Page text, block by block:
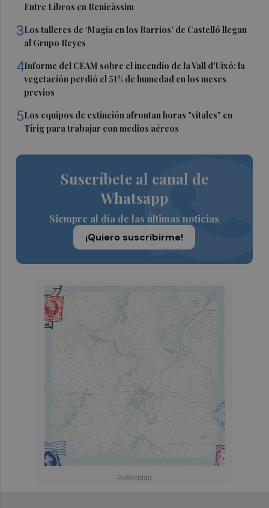
Entre Libros en Benicàssim
3Los talleres de ‘Magia en los Barrios’ de Castelló llegan
al Grupo Reyes
4Informe del CEAM sobre el incendio de la Vall d'Uixó: la
vegetación perdió el 51% de humedad en los meses
previos
5Los equipos de extinción afrontan horas "vitales" en
Tírig para trabajar con medios aéreos
Suscríbete al canal de
Whatsapp
Siempre al día de las últimas noticias
¡Quiero suscribirme!